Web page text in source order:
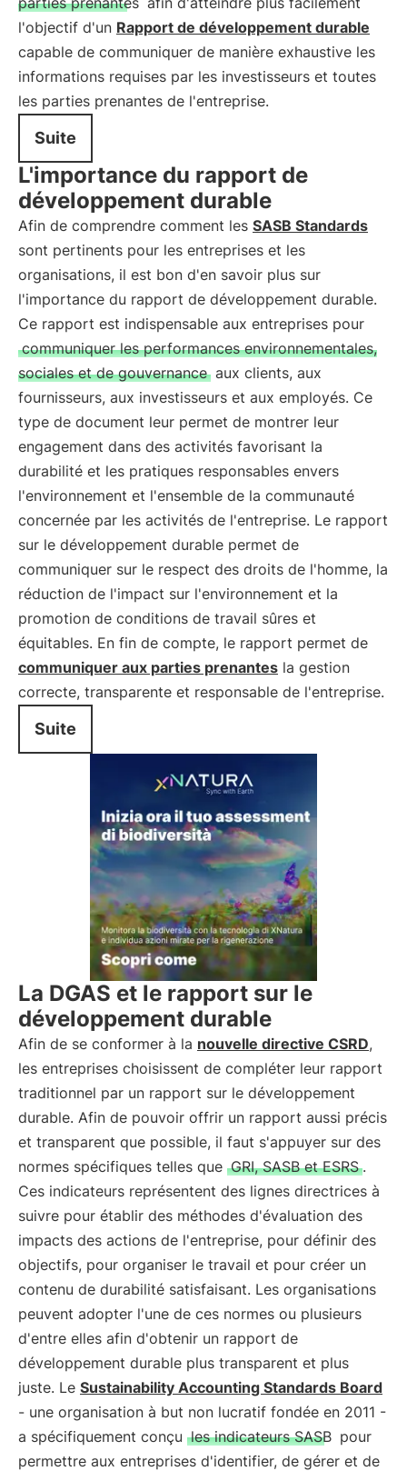
l'objectif d'un Rapport de développement durable
capable de communiquer de manière exhaustive les
informations requises par les investisseurs et toutes
les parties prenantes de l'entreprise.
Suite
L'importance du rapport de
développement durable
Afin de comprendre comment les SASB Standards
sont pertinents pour les entreprises et les
organisations, il est bon d'en savoir plus sur
l'importance du rapport de développement durable.
Ce rapport est indispensable aux entreprises pour
communiquer les performances environnementales,
sociales et de gouvernance aux clients, aux
fournisseurs, aux investisseurs et aux employés. Ce
type de document leur permet de montrer leur
engagement dans des activités favorisant la
durabilité et les pratiques responsables envers
l'environnement et l'ensemble de la communauté
concernée par les activités de l'entreprise. Le rapport
sur le développement durable permet de
communiquer sur le respect des droits de l'homme, la
réduction de l'impact sur l'environnement et la
promotion de conditions de travail sûres et
équitables. En fin de compte, le rapport permet de
communiquer aux parties prenantes la gestion
correcte, transparente et responsable de l'entreprise.
Suite
La DGAS et le rapport sur le
développement durable
Afin de se conformer à la nouvelle directive CSRD,
les entreprises choisissent de compléter leur rapport
traditionnel par un rapport sur le développement
durable. Afin de pouvoir offrir un rapport aussi précis
et transparent que possible, il faut s'appuyer sur des
normes spécifiques telles que GRI, SASB et ESRS .
Ces indicateurs représentent des lignes directrices à
suivre pour établir des méthodes d'évaluation des
impacts des actions de l'entreprise, pour définir des
objectifs, pour organiser le travail et pour créer un
contenu de durabilité satisfaisant. Les organisations
peuvent adopter l'une de ces normes ou plusieurs
d'entre elles afin d'obtenir un rapport de
développement durable plus transparent et plus
juste. Le Sustainability Accounting Standards Board
- une organisation à but non lucratif fondée en 2011 -
a spécifiquement conçu les indicateurs SASB pour
permettre aux entreprises d'identifier, de gérer et de